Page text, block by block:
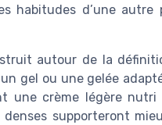
habitudes d’une autre
autour de la
gel ou une gelée
une crème légère
supporteront